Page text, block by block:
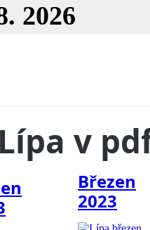
2026
v
Březen
2023